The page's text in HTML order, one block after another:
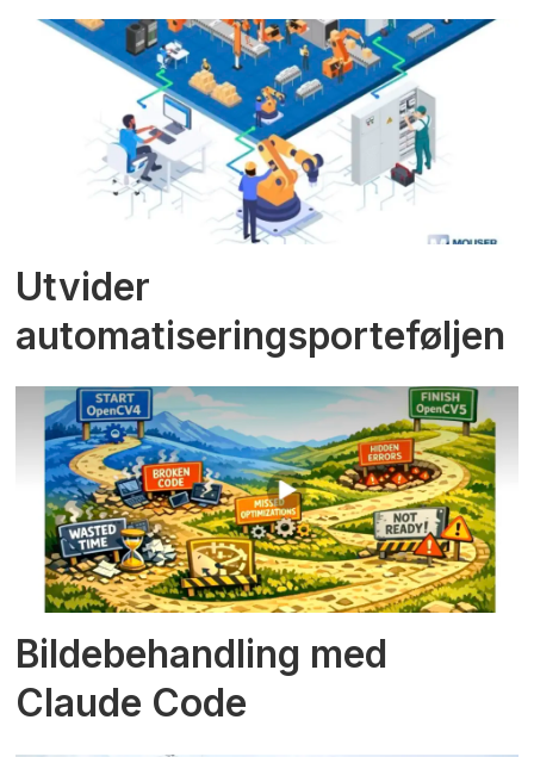
Utvider
automatiseringsporteføljen
Bildebehandling med
Claude Code